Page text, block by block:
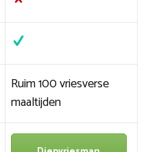
Ruim 100 vriesverse
maaltijden